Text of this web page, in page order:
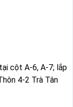
cột A-6, A-7; lắp
4-2 Trà Tân